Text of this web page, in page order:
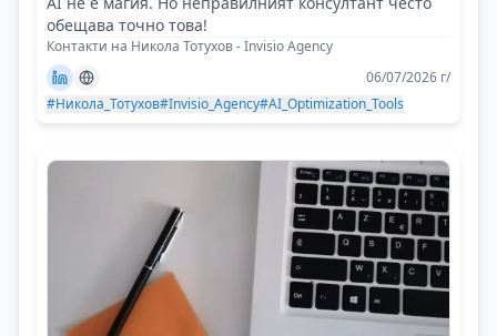
обещава точно това!
Контакти на Никола Тотухов - Invisio Agency
06/07/2026 г/
#Никола_Тотухов#Invisio_Agency#AI_Optimization_Tools